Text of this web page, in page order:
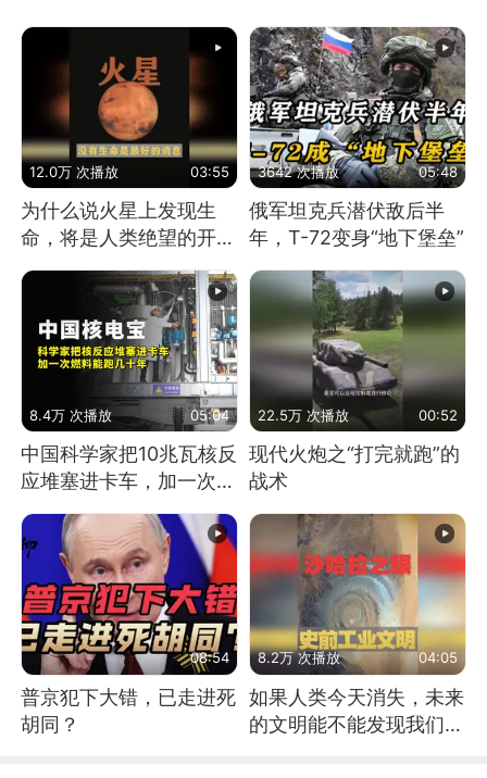
12.0万 次播放 03:55
为什么说火星上发现生
命，将是人类绝望的开
始？
3642 次播放 05:48
俄军坦克兵潜伏敌后半
年，T-72变身“地下堡垒”
8.4万 次播放 05:04
中国科学家把10兆瓦核反
应堆塞进卡车，加一次燃
22.5万 次播放 00:52
现代火炮之“打完就跑”的
战术
08:54
普京犯下大错，已走进死
胡同？
8.2万 次播放 04:05
如果人类今天消失，未来
的文明能不能发现我们存